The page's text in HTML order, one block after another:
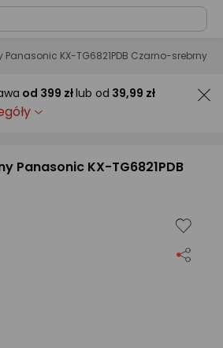
KX-TG6821PDB Czarno-srebrny
od 399 złlub od 39,99 zł
Panasonic KX-TG6821PDB